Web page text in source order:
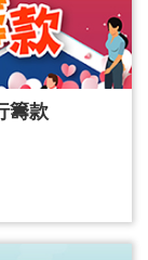
籌款